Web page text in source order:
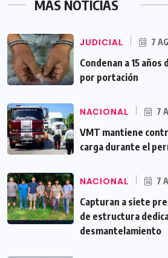
MÁS NOTICIAS
JUDICIAL 7
Condenan a 15
por portación
NACIONAL 7
VMT mantiene
carga durante el
NACIONAL 7
Capturan a siete
de estructura
desmantelamiento